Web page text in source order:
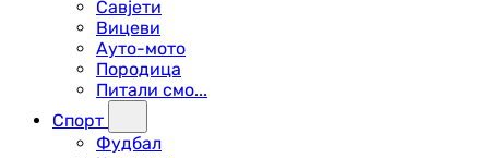
Савјети
Вицеви
Ауто-мото
Породица
Питали смо...
Спорт
Фудбал